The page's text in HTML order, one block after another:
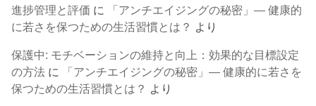
進捗管理と評価 に
「アンチエイジングの秘密」— 健康的
に若さを保つための生活習慣とは？ より
保護中: モチベーションの維持と向上：効果的な目標設定
の方法 に
「アンチエイジングの秘密」— 健康的に若さを
保つための生活習慣とは？ より